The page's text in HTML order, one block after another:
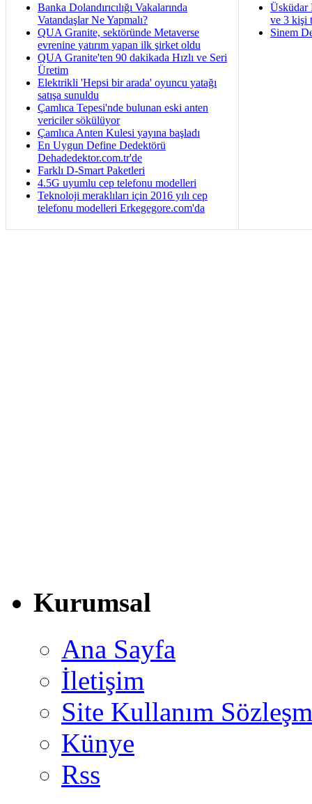
Banka Dolandırıcılığı Vakalarında
Vatandaşlar Ne Yapmalı?
QUA Granite, sektöründe Metaverse
evrenine yatırım yapan ilk şirket oldu
QUA Granite'ten 90 dakikada Hızlı ve Seri
Üretim
Elektrikli 'Hepsi bir arada' oyuncu yatağı
satışa sunuldu
Çamlıca Tepesi'nde bulunan eski anten
vericiler sökülüyor
Çamlıca Anten Kulesi yayına başladı
En Uygun Define Dedektörü
Dehadedektor.com.tr'de
Farklı D-Smart Paketleri
4.5G uyumlu cep telefonu modelleri
Teknoloji meraklıları için 2016 yılı cep
telefonu modelleri Erkegegore.com'da
Üsküdar
ve 3 kişi
Sinem
Kurumsal
Ana Sayfa
İletişim
Site Kullanım
Künye
Rss